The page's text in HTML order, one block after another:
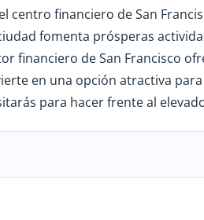
centro financiero de San
fomenta prósperas
financiero de San Francisco
en una opción atractiva
para hacer frente al